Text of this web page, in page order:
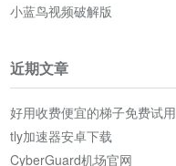
小蓝鸟视频破解版
近期文章
好用收费便宜的梯子免费试用
tly加速器安卓下载
CyberGuard机场官网